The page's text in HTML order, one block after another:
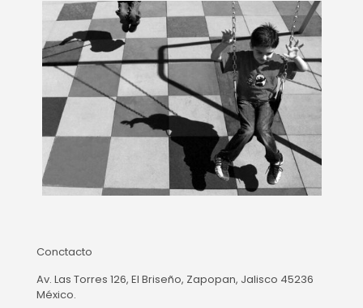
Conctacto
Av. Las Torres 126, El Briseño, Zapopan, Jalisco 45236
México.